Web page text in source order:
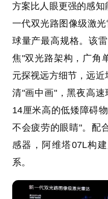
方案比人眼更强的感
一代双光路图像级激
球量产最高规格。该
焦"双光路架构，广角
元探视远方细节，远
清"画中画"，黑夜高
14厘米高的低矮障碍
不会疲劳的眼睛"。配
感器，阿维塔07L构
系。